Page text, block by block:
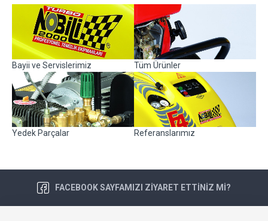
Bayii ve Servislerimiz Tüm Ürünler
Yedek Parçalar Referanslarımız
FACEBOOK SAYFAMIZI ZIYARET ETTINIZ MI?